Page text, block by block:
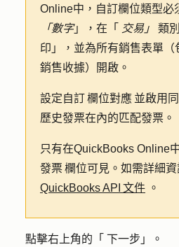
Online中，自訂欄位類型必
「數字」，在「 交易」
類
印」，並為所有銷售表單（
銷售收據）開啟。
設定自訂 欄位對應 並啟用
歷史發票在內的匹配發票。
只有在QuickBooks Online
發票 欄位可見。如需詳細
QuickBooks API 文件 。
點擊右上角的「 下一步 」。